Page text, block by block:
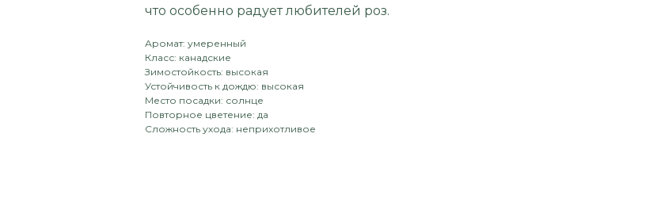
что особенно радует любителей роз.
Аромат: умеренный
Класс: канадские
Зимостойкость: высокая
Устойчивость к дождю: высокая
Место посадки: солнце
Повторное цветение: да
Сложность ухода: неприхотливое